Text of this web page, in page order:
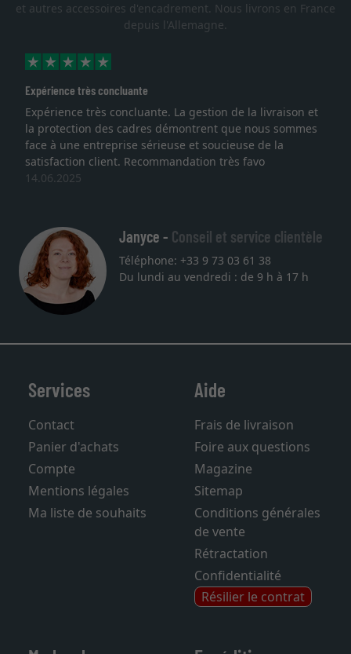
et autres accessoires d'encadrement. Nous livrons en France
depuis l'Allemagne.
Expérience très concluante
Expérience très concluante. La gestion de la livraison et
la protection des cadres démontrent que nous sommes
face à une entreprise sérieuse et soucieuse de la
satisfaction client. Recommandation très favo
14.06.2025
Janyce - Conseil et service clientèle
Téléphone: +33 9 73 03 61 38
Du lundi au vendredi : de 9 h à 17 h
Services
Contact
Panier d'achats
Compte
Mentions légales
Ma liste de souhaits
Aide
Frais de livraison
Foire aux questions
Magazine
Sitemap
Conditions générales
de vente
Rétractation
Confidentialité
Résilier le contrat